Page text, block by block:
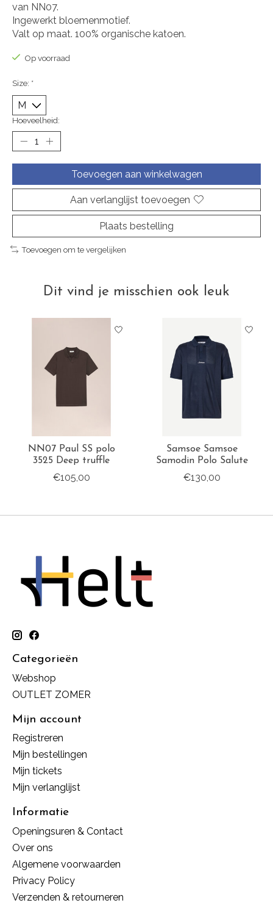
van NN07.
Ingewerkt bloemenmotief.
Valt op maat. 100% organische katoen.
Op voorraad
Size: *
Hoeveelheid:
Toevoegen aan winkelwagen
Aan verlanglijst toevoegen
Plaats bestelling
Toevoegen om te vergelijken
Dit vind je misschien ook leuk
Items van productcarrousel
NN07 Paul SS polo
3525 Deep truffle
€105,00
Samsoe Samsoe
Samodin Polo Salute
€130,00
Categorieën
Webshop
OUTLET ZOMER
Mijn account
Registreren
Mijn bestellingen
Mijn tickets
Mijn verlanglijst
Informatie
Openingsuren & Contact
Over ons
Algemene voorwaarden
Privacy Policy
Verzenden & retourneren